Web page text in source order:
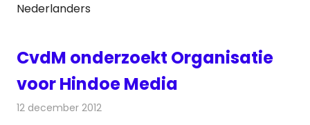
Nederlanders
CvdM onderzoekt Organisatie
voor Hindoe Media
12 december 2012